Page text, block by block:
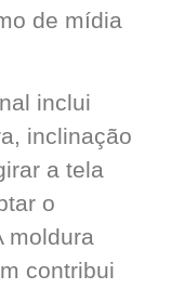
de mídia
inclui
inclinação
a tela
o
moldura
contribui